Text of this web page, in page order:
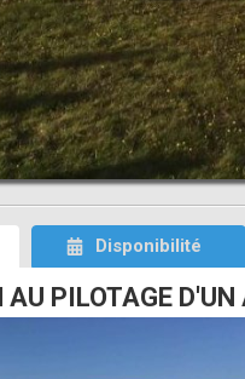
Disponibilité
PILOTAGE